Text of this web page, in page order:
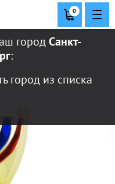
городСанкт-
:
город из списка
0